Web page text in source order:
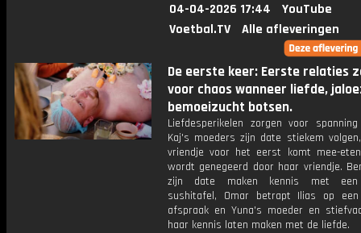
04-04-2026 17:44
YouTube
Voetbal.TV
Alle afleveringen
De eerste keer: Eerste relaties
voor chaos wanneer liefde,
bemoeizucht botsen.
Liefdesperikelen zorgen voor
Kaj's moeders zijn date stiekem
vriendje voor het eerst komt mee-
wordt genegeerd door haar vriendje.
zijn date maken kennis met een
sushitafel, Omar betrapt Ilias op een
afspraak en Yuna's moeder en
haar kennis laten maken met de liefde.